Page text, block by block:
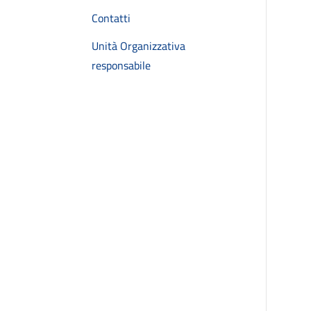
Contatti
Unità Organizzativa
responsabile